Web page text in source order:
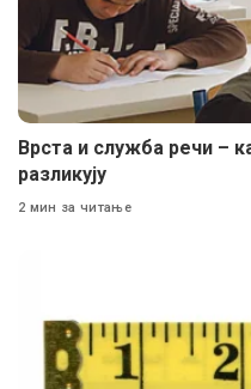
Врста и служба речи –
разликују
2 мин за читање